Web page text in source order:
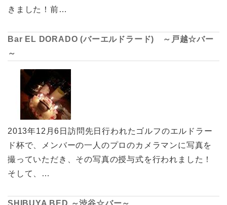
きました！前…
Bar EL DORADO (バーエルドラード) ～戸越☆バー
～
2013年12月6日訪問先日行われたゴルフのエルドラー
ド杯で、メンバーの一人のプロのカメラマンに写真を
撮っていただき、その写真の授与式を行われました！
そして、…
SHIBUYA BED ～渋谷☆バー～